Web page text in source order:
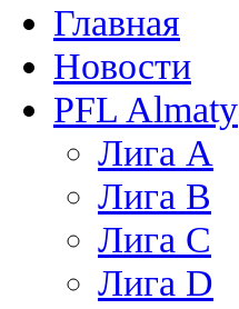
Главная
Новости
PFL Almaty
Лига A
Лига В
Лига С
Лига D